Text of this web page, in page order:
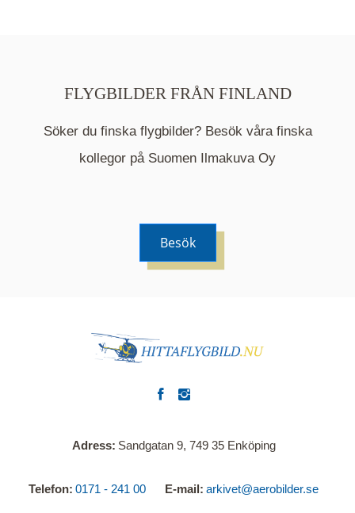
Mappen är en medelpunkt över fotat område och
kommer nu visa de fastigheter som finns just här.
FLYGBILDER FRÅN FINLAND
Söker du finska flygbilder? Besök våra finska
kollegor på Suomen Ilmakuva Oy
Besök
Adress Sandgatan 9, 749 35 Enköping
Telefon 0171 - 241 00 E-mail arkivet@aerobilder.se